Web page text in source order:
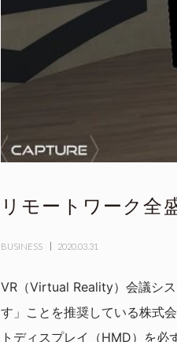
リモートワーク全
BUSINESS 2020.03.31
VR（Virtual Reality）会議シ
す」ことを推奨している株式
トディスプレイ（HMD）を必